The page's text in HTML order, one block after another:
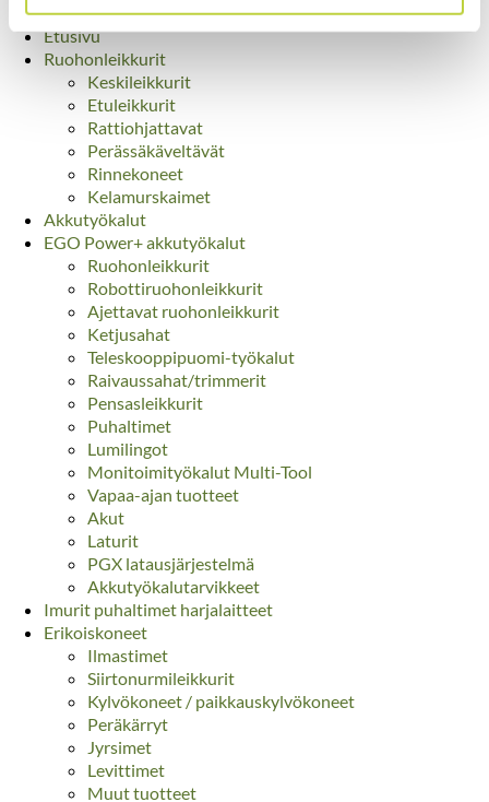
Yhteystiedot ›
Etusivu
Ruohonleikkurit
Keskileikkurit
Etuleikkurit
Rattiohjattavat
Perässäkäveltävät
Rinnekoneet
Kelamurskaimet
Akkutyökalut
EGO Power+ akkutyökalut
Ruohonleikkurit
Robottiruohonleikkurit
Ajettavat ruohonleikkurit
Ketjusahat
Teleskooppipuomi-työkalut
Raivaussahat/trimmerit
Pensasleikkurit
Puhaltimet
Lumilingot
Monitoimityökalut Multi-Tool
Vapaa-ajan tuotteet
Akut
Laturit
PGX latausjärjestelmä
Akkutyökalutarvikkeet
Imurit puhaltimet harjalaitteet
Erikoiskoneet
Ilmastimet
Siirtonurmileikkurit
Kylvökoneet / paikkauskylvökoneet
Peräkärryt
Jyrsimet
Levittimet
Muut tuotteet